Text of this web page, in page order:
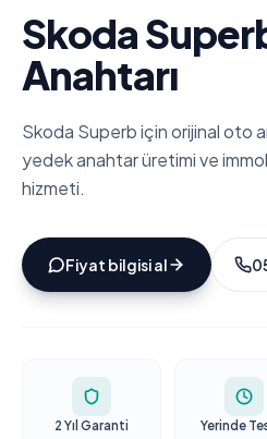
Skoda
Anahtarı
Skoda Superb için orijinal oto
yedek anahtar üretimi ve
hizmeti.
Fiyat bilgisi al
2 Yıl Garanti Yerinde